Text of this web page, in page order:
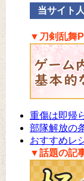
当サイト
▼刀剣乱舞
重傷は即帰
部隊解放の
おすすめレ
▼話題の記